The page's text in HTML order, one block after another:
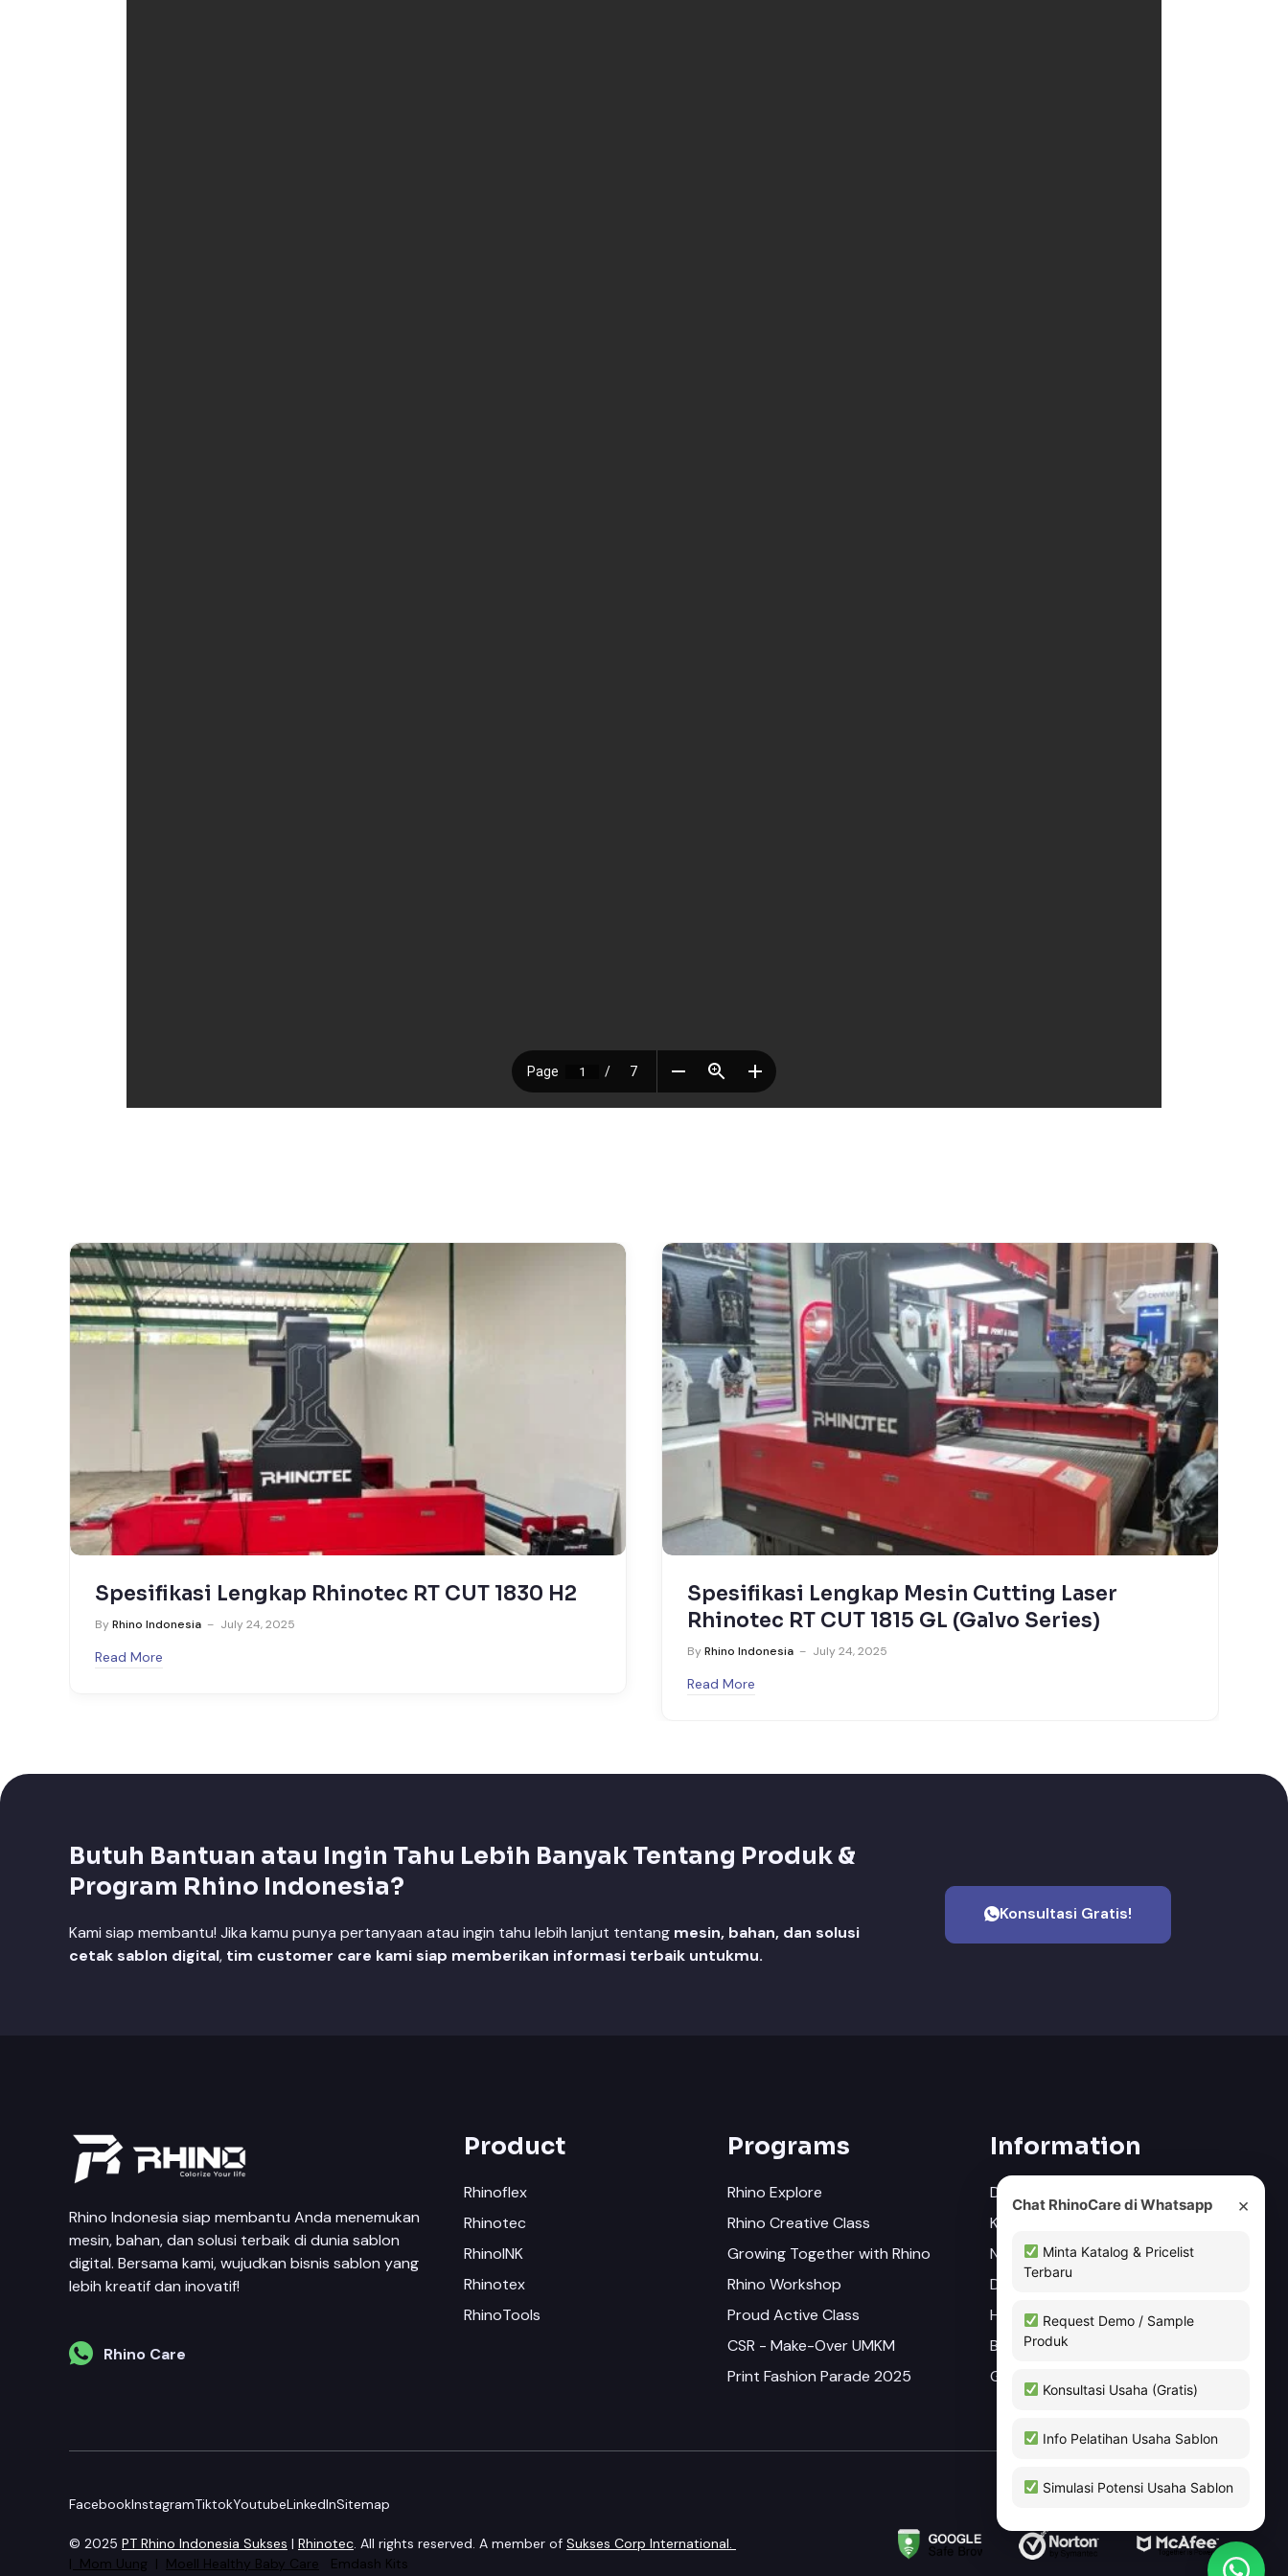
Spesifikasi Lengkap Mesin Cutting Laser
Rhinotec RT CUT 1815 GL (Galvo Series)
Rhino Indonesia
RHINOTEC GT 190 S: Mesin Printing Sublimasi
Massal Terbaik 2025 untuk Apparel dan
Sportwear
ByRhino Indonesia July 21, 2025
Read More
Butuh Bantuan atau Ingin Tahu Lebih Banyak Tentang Produk &
Program Rhino Indonesia?
Kami siap membantu! Jika kamu punya pertanyaan atau ingin tahu lebih lanjut tentang mesin, bahan, dan solusi
cetak sablon digital, tim customer care kami siap memberikan informasi terbaik untukmu.
Konsultasi Gratis!
Rhino Indonesia siap membantu Anda menemukan
mesin, bahan, dan solusi terbaik di dunia sablon
digital. Bersama kami, wujudkan bisnis sablon yang
lebih kreatif dan inovatif!
Rhino Care
Product
Rhinoflex
Rhinotec
RhinoINK
Rhinotex
RhinoTools
Programs
Rhino Explore
Rhino Creative Class
Growing Together with Rhino
Rhino Workshop
Proud Active Class
CSR - Make-Over UMKM
Print Fashion Parade 2025
Information
Distributor
Katalog
Newsletter
Driver
Hubungi Kami
Blog
Gallery
FacebookInstagramTiktokYoutubeLinkedInSitemap
© 2025 PT Rhino Indonesia Sukses | Rhinotec. All rights reserved. A member of Sukses Corp International.
| Mom Uung | Moell Healthy Baby Care Emdash Kits
Chat RhinoCare di Whatsapp ×
Minta Katalog & Pricelist
Terbaru
Request Demo / Sample
Produk
Konsultasi Usaha (Gratis)
Info Pelatihan Usaha Sablon
Simulasi Potensi Usaha Sablon